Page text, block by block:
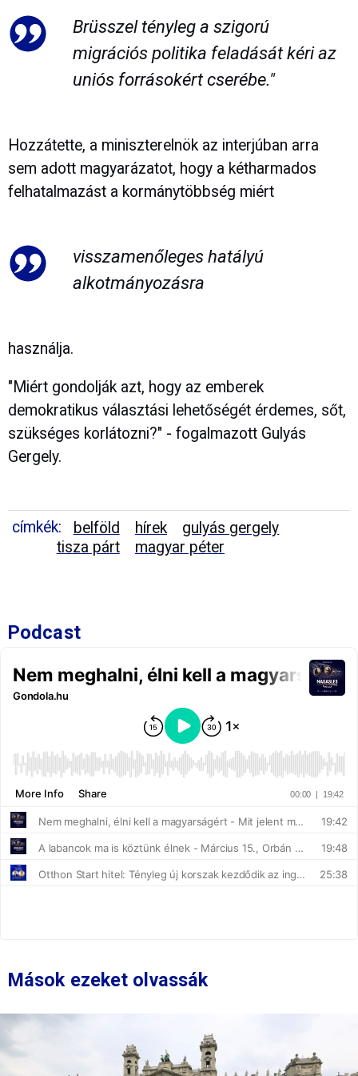
Brüsszel tényleg a szigorú
migrációs politika feladását kéri az
uniós forrásokért cserébe."
Hozzátette, a miniszterelnök az interjúban arra
sem adott magyarázatot, hogy a kétharmados
felhatalmazást a kormánytöbbség miért
visszamenőleges hatályú
alkotmányozásra
használja.
"Miért gondolják azt, hogy az emberek
demokratikus választási lehetőségét érdemes, sőt,
szükséges korlátozni?" - fogalmazott Gulyás
Gergely.
címkék: belföld hírek
gulyás gergely
tisza párt
magyar péter
Podcast
Mások ezeket olvassák